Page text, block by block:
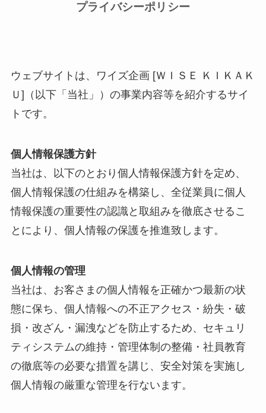
プライバシーポリシー
ウェブサイトは、ワイズ企画 [ＷＩＳＥ ＫＩＫＡＫ
Ｕ]（以下「当社」）の事業内容等を紹介するサイ
トです。
個人情報保護方針
当社は、以下のとおり個人情報保護方針を定め、
個人情報保護の仕組みを構築し、全従業員に個人
情報保護の重要性の認識と取組みを徹底させるこ
とにより、個人情報の保護を推進致します。
個人情報の管理
当社は、お客さまの個人情報を正確かつ最新の状
態に保ち、個人情報への不正アクセス・紛失・破
損・改ざん・漏洩などを防止するため、セキュリ
ティシステムの維持・管理体制の整備・社員教育
の徹底等の必要な措置を講じ、安全対策を実施し
個人情報の厳重な管理を行ないます。